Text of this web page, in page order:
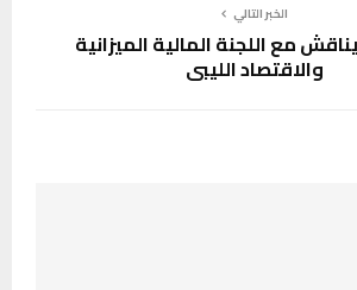
الخبر التالي
مع اللجنة المالية الميزانية
والاقتصاد الليبي